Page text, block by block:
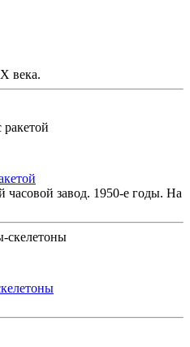
века.
часовой завод. 1950-е годы. На